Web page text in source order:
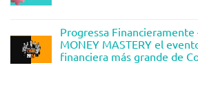
Progressa Financieramente
MONEY MASTERY el
financiera más grande de